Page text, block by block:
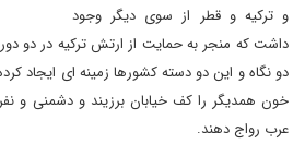
و ترکیه و قطر از سوی دیگر وجود
داشت که منجر به حمایت از ارتش ترکیه در دو
دو نگاه و این دو دسته کشورها زمینه ای ایجاد
خون همدیگر را کف خیابان برزیند و دشمنی و
عرب رواج دهند.